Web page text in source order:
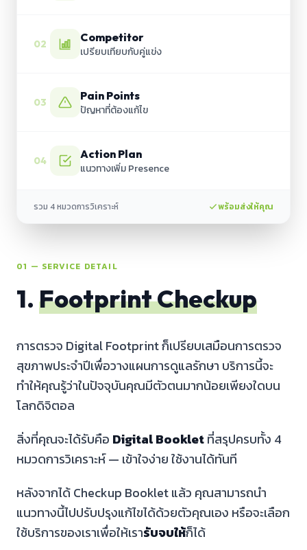
01 — SERVICE DETAIL
1. Footprint Checkup
การตรวจ Digital Footprint ก็เปรียบเสมือนการตรวจ
สุขภาพประจำปีเพื่อวางแผนการดูแลรักษา บริการนี้จะ
ทำให้คุณรู้ว่าในปัจจุบันคุณมีตัวตนมากน้อยเพียงใดบน
โลกดิจิตอล
สิ่งที่คุณจะได้รับคือ Digital Bookletที่สรุปครบทั้ง 4
หมวดการวิเคราะห์ — เข้าใจง่าย ใช้งานได้ทันที
หลังจากได้ Checkup Booklet แล้ว คุณสามารถนำ
แนวทางนี้ไปปรับปรุงแก้ไขได้ด้วยตัวคุณเอง หรือจะเลือก
ใช้บริการของเราเพื่อให้เรารับจบให้ก็ได้
02 Competitor
เปรียบเทียบกับคู่แข่ง
03 Pain Points
ปัญหาที่ต้องแก้ไข
04 Action Plan
แนวทางเพิ่ม Presence
รวม 4 หมวดการวิเคราะห์ พร้อมส่งให้คุณ